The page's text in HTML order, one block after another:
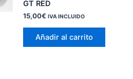
GT RED
15,00€ IVA INCLUIDO
Añadir al carrito